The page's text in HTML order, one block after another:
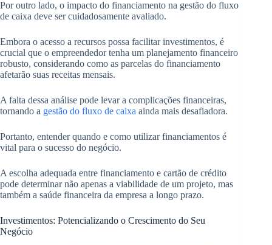
Por outro lado, o impacto do financiamento na gestão do fluxo
de caixa deve ser cuidadosamente avaliado.
Embora o acesso a recursos possa facilitar investimentos, é
crucial que o empreendedor tenha um planejamento financeiro
robusto, considerando como as parcelas do financiamento
afetarão suas receitas mensais.
A falta dessa análise pode levar a complicações financeiras,
tornando a gestão do fluxo de caixa ainda mais desafiadora.
Portanto, entender quando e como utilizar financiamentos é
vital para o sucesso do negócio.
A escolha adequada entre financiamento e cartão de crédito
pode determinar não apenas a viabilidade de um projeto, mas
também a saúde financeira da empresa a longo prazo.
Investimentos: Potencializando o Crescimento do Seu
Negócio